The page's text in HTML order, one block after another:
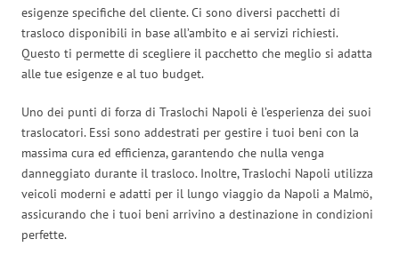
esigenze specifiche del cliente. Ci sono diversi pacchetti di
trasloco disponibili in base all’ambito e ai servizi richiesti.
Questo ti permette di scegliere il pacchetto che meglio si adatta
alle tue esigenze e al tuo budget.
Uno dei punti di forza di Traslochi Napoli è l’esperienza dei suoi
traslocatori. Essi sono addestrati per gestire i tuoi beni con la
massima cura ed efficienza, garantendo che nulla venga
danneggiato durante il trasloco. Inoltre, Traslochi Napoli utilizza
veicoli moderni e adatti per il lungo viaggio da Napoli a Malmö,
assicurando che i tuoi beni arrivino a destinazione in condizioni
perfette.